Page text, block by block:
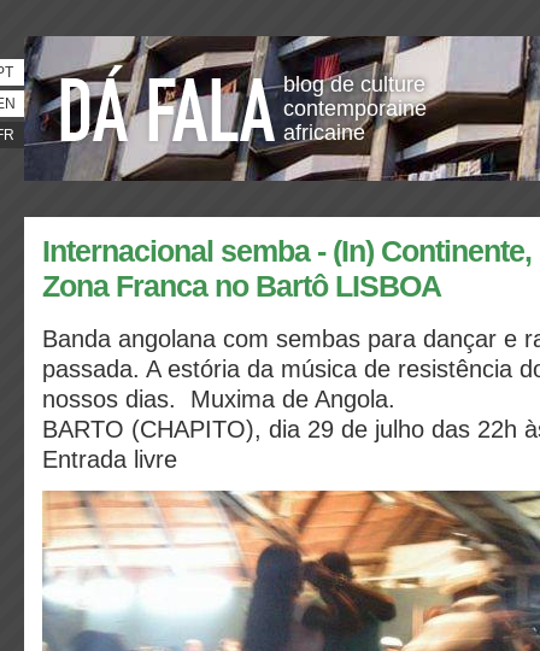
blog de culture
contemporaine
africaine
Internacional semba - (In)
Zona Franca no Bartô LISBOA
Banda angolana com sembas para dançar e
passada. A estória da música de resistência
nossos dias. Muxima de Angola.
BARTO (CHAPITO), dia 29 de julho das 22h
Entrada livre